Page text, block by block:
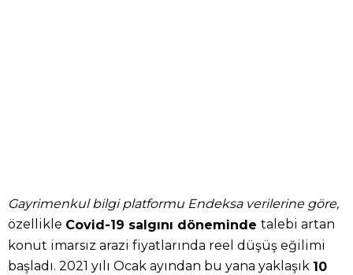
Gayrimenkul bilgi platformu Endeksa verilerine göre,
özellikle Covid-19 salgını döneminde talebi artan
konut imarsız arazi fiyatlarında reel düşüş eğilimi
başladı. 2021 yılı Ocak ayından bu yana yaklaşık 10